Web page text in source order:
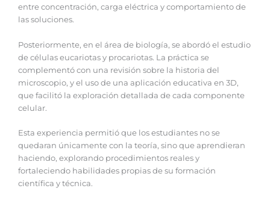
entre concentración, carga eléctrica y comportamiento de
las soluciones.
‎Posteriormente, en el área de biología, se abordó el estudio
de células eucariotas y procariotas. La práctica se
complementó con una revisión sobre la historia del
microscopio, y el uso de una aplicación educativa en 3D,
que facilitó la exploración detallada de cada componente
celular.
‎Esta experiencia permitió que los estudiantes no se
quedaran únicamente con la teoría, sino que aprendieran
haciendo, explorando procedimientos reales y
fortaleciendo habilidades propias de su formación
científica y técnica.